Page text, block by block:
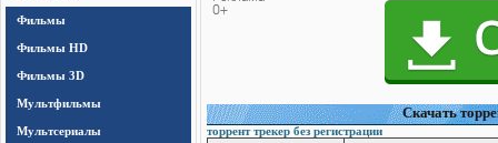
Фильмы
Фильмы HD
Фильмы 3D
Мультфильмы
Мультсериалы
Cкачать
торрент трекер без регистрации